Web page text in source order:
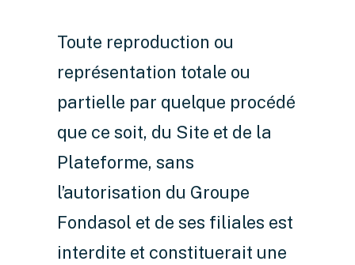
Toute reproduction ou
représentation totale ou
partielle par quelque procédé
que ce soit, du Site et de la
Plateforme, sans
l’autorisation du Groupe
Fondasol et de ses filiales est
interdite et constituerait une